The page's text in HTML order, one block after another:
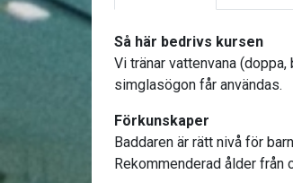
Så här bedrivs kursen
Vi tränar vattenvana
simglasögon får användas.
Förkunskaper
Baddaren är rätt nivå för
Rekommenderad ålder från